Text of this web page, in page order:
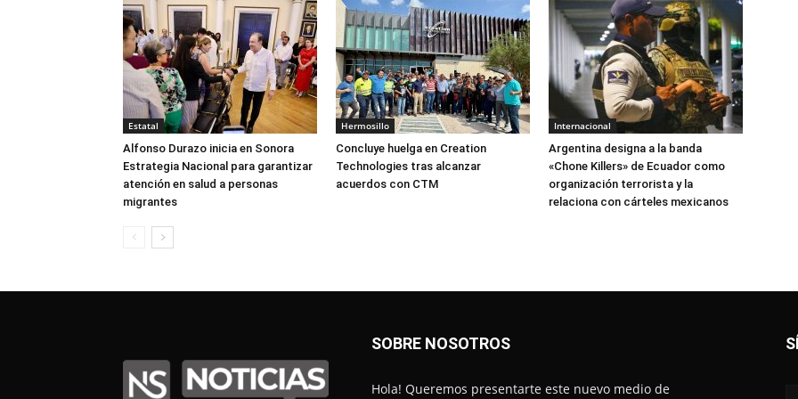
Estatal
Alfonso Durazo inicia en Sonora
Estrategia Nacional para garantizar
atención en salud a personas
migrantes
Hermosillo
Concluye huelga en Creation
Technologies tras alcanzar
acuerdos con CTM
Internacional
Argentina designa a la banda
«Chone Killers» de Ecuador como
organización terrorista y la
relaciona con cárteles mexicanos
SOBRE NOSOTROS
Hola! Queremos presentarte este nuevo medio de